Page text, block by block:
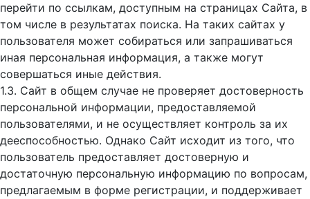
перейти по ссылкам, доступным на страницах Сайта, в
том числе в результатах поиска. На таких сайтах у
пользователя может собираться или запрашиваться
иная персональная информация, а также могут
совершаться иные действия.
1.3. Сайт в общем случае не проверяет достоверность
персональной информации, предоставляемой
пользователями, и не осуществляет контроль за их
дееспособностью. Однако Сайт исходит из того, что
пользователь предоставляет достоверную и
достаточную персональную информацию по вопросам,
предлагаемым в форме регистрации, и поддерживает